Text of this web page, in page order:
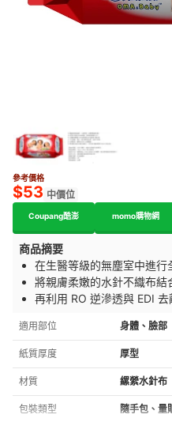
參考價格
$53 中價位
Coupang酷澎 momo購物網
商品摘要
在生醫等級的無塵室中進行
將親膚柔嫩的水針不織布結
再利用 RO 逆滲透與 EDI
適用部位 身體、臉部
紙質厚度 厚型
材質 縲縈水針布
包裝類型 隨手包、量